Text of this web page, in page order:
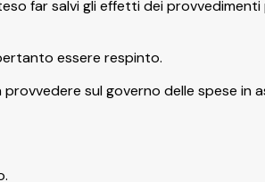
far salvi gli effetti dei
essere respinto.
provvedere sul governo delle spese in